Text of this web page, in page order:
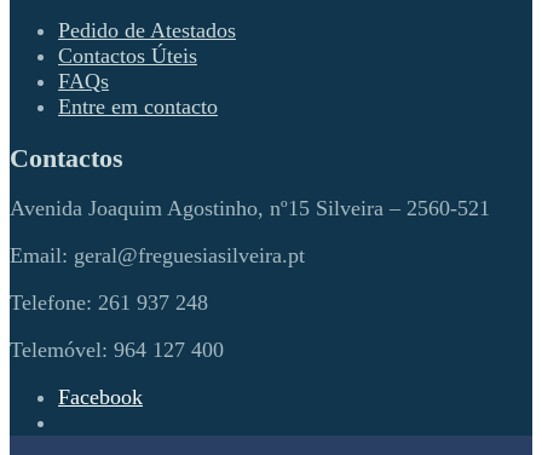
Pedido de Atestados
Contactos Úteis
FAQs
Entre em contacto
Contactos
Avenida Joaquim Agostinho, nº15 Silveira – 2560-521
Email: geral@freguesiasilveira.pt
Telefone: 261 937 248
Telemóvel: 964 127 400
Facebook